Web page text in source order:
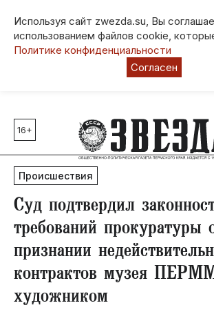
Используя сайт zwezda.su, Вы
использованием файлов cookie,
Политике конфиденциальности
Согласен
Главные темы
80 лет Победы
Молодежная столица РФ
СВО
Выборы в Пермском крае
Социальная поддержка
Инфраструктура
Благоустройство
16+
Происшествия
​Суд подтвердил
требований прокуратуры
признании
контрактов музея
художником